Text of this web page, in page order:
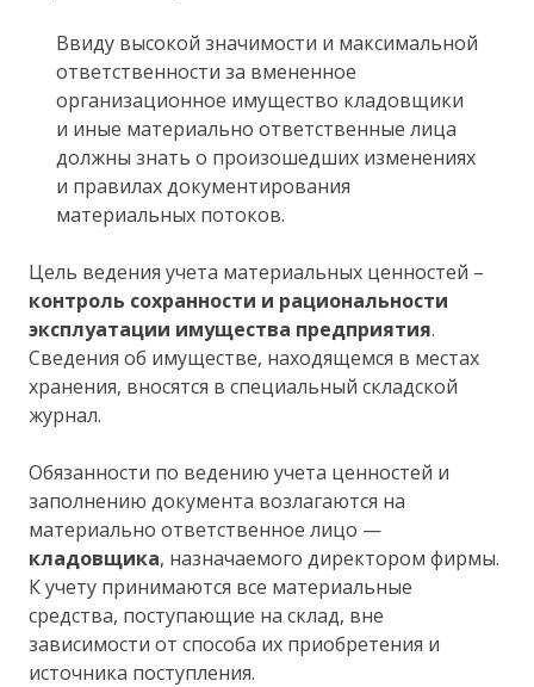
Ввиду высокой значимости и максимальной
ответственности за вмененное
организационное имущество кладовщики
и иные материально ответственные лица
должны знать о произошедших изменениях
и правилах документирования
материальных потоков.
Цель ведения учета материальных ценностей –
контроль сохранности и рациональности
эксплуатации имущества предприятия.
Сведения об имуществе, находящемся в местах
хранения, вносятся в специальный складской
журнал.
Обязанности по ведению учета ценностей и
заполнению документа возлагаются на
материально ответственное лицо —
кладовщика, назначаемого директором фирмы.
К учету принимаются все материальные
средства, поступающие на склад, вне
зависимости от способа их приобретения и
источника поступления.